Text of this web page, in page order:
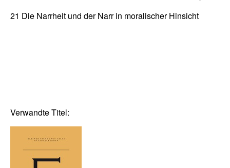
21 Die Narrheit und der Narr in moralischer Hinsicht
Verwandte Titel: